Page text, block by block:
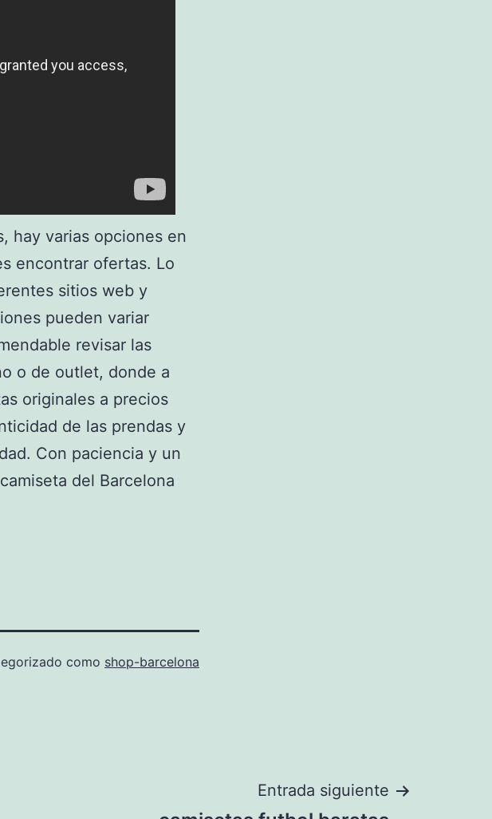
hay varias opciones en
encontrar ofertas. Lo
sitios web y
pueden variar
revisar las
o de outlet, donde a
originales a precios
de las prendas y
Con paciencia y un
del Barcelona
como shop-barcelona
Entrada siguiente